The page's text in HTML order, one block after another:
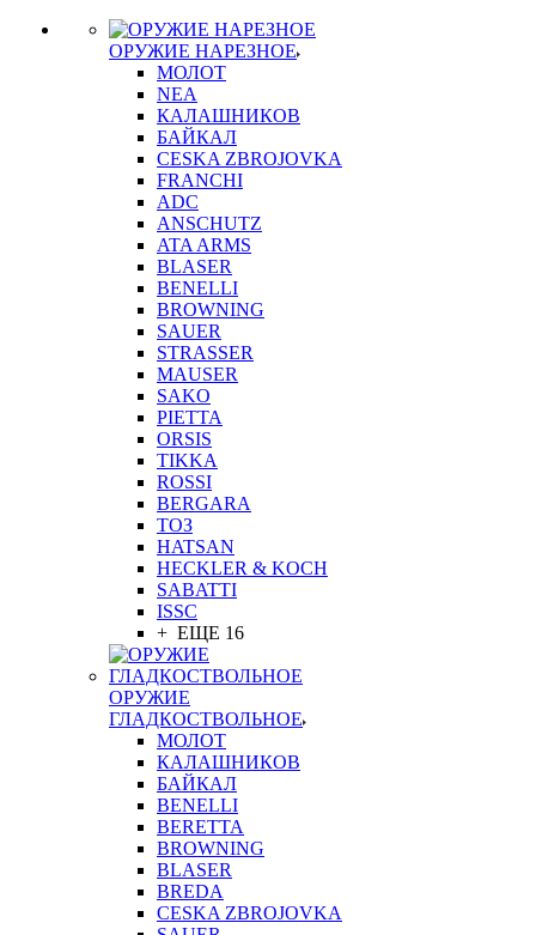
ОРУЖИЕ НАРЕЗНОЕ
МОЛОТ
NEA
КАЛАШНИКОВ
БАЙКАЛ
CESKA ZBROJOVKA
FRANCHI
ADC
ANSCHUTZ
ATA ARMS
BLASER
BENELLI
BROWNING
SAUER
STRASSER
MAUSER
SAKO
PIETTA
ORSIS
TIKKA
ROSSI
BERGARA
ТОЗ
HATSAN
HECKLER & KOCH
SABATTI
ISSC
+ ЕЩЕ 16
ОРУЖИЕ
ГЛАДКОСТВОЛЬНОЕ
МОЛОТ
КАЛАШНИКОВ
БАЙКАЛ
BENELLI
BERETTA
BROWNING
BLASER
BREDA
CESKA ZBROJOVKA